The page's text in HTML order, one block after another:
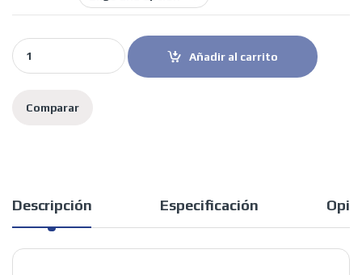
Shiro casco integral Brutale Corsa blanco azul quantity
Añadir al carrito
Comparar
Descripción Especificación